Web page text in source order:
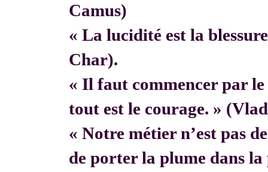
Camus)
« La lucidité est la
Char).
« Il faut commencer par le
tout est le courage. »
« Notre métier n’est pas
de porter la plume dans